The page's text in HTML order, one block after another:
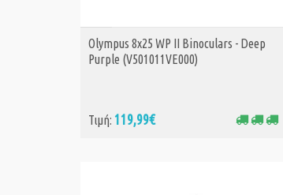
ΑΓΟΡΑ
Olympus 8x25 WP II Binoculars - Deep
Purple (V501011VE000)
Τιμή: 119,99€